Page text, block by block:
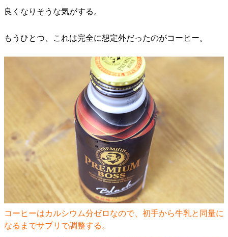
良くなりそうな気がする。
もうひとつ、これは完全に想定外だったのがコーヒー。
コーヒーはカルシウム分ゼロなので、初手から牛乳と同量に
なるまでサプリで調整する。